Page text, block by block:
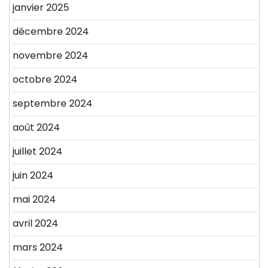
janvier 2025
décembre 2024
novembre 2024
octobre 2024
septembre 2024
août 2024
juillet 2024
juin 2024
mai 2024
avril 2024
mars 2024